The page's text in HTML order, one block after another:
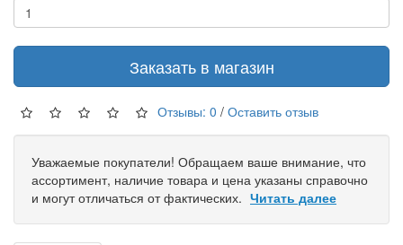
Заказать в магазин
Отзывы: 0 / Оставить отзыв
Уважаемые покупатели! Обращаем ваше внимание, что
ассортимент, наличие товара и цена указаны справочно
и могут отличаться от фактических. Читать далее